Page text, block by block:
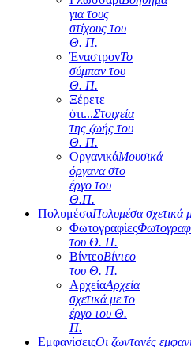
για τους
στίχους του
Θ. Π.
ΈναστρονΤο
σύμπαν του
Θ. Π.
Ξέρετε
ότι...Στοιχεία
της ζωής του
Θ. Π.
ΟργανικάΜουσικά
όργανα στο
έργο του
Θ.Π.
ΠολυμέσαΠολυμέσα σχετικά
Φωτογραφίες
του Θ. Π.
ΒίντεοΒίντεο
του Θ. Π.
ΑρχείαΑρχεία
σχετικά με το
έργο του Θ.
Π.
ΕμφανίσειςΟι ζωντανές